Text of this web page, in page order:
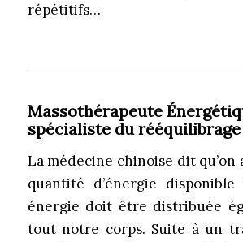
répétitifs…
Massothérapeute
spécialiste du rééquilibrage
La médecine chinoise dit qu’on
quantité d’énergie
énergie doit être distribuée
tout notre corps. Suite à un